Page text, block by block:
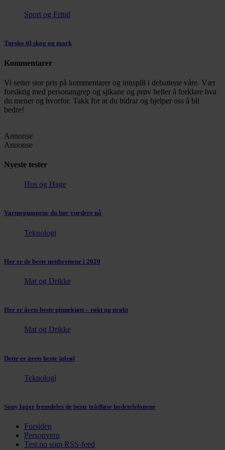
Sport og Fritid
Tursko til skog og mark
Kommentarer
Vi setter stor pris på kommentarer og innspill i debattene våre. Vær
forsiktig med personangrep og sjikane og prøv heller å forklare hva
du mener og hvorfor. Takk for at du bidrar og hjelper oss å bli
bedre!
Annonse
Annonse
Nyeste tester
Hus og Hage
Varmepumpene du bør vurdere nå
Teknologi
Her er de beste nettbrettene i 2020
Mat og Drikke
Her er årets beste pinnekjøtt – røkt og urøkt
Mat og Drikke
Dette er årets beste juleøl
Teknologi
Sony lager fremdeles de beste trådløse hodetelefonene
Forsiden
Personvern
Test.no som RSS-feed